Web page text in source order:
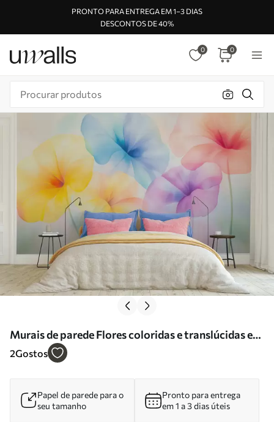
PRONTO PARA ENTREGA EM 1–3 DIAS
DESCONTOS DE 40%
0 0
Murais de parede Flores coloridas e translúcidas em
tons suaves de pastel, com um efeito de aguarela de
2Gostos
Papel de parede para o
seu tamanho
Pronto para entrega
em 1 a 3 dias úteis